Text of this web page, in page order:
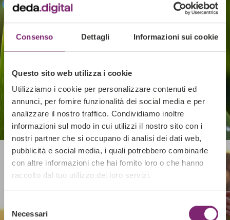
Consenso Dettagli Informazioni sui cookie
Questo sito web utilizza i cookie
Utilizziamo i cookie per personalizzare contenuti ed
annunci, per fornire funzionalità dei social media e per
analizzare il nostro traffico. Condividiamo inoltre
informazioni sul modo in cui utilizzi il nostro sito con i
nostri partner che si occupano di analisi dei dati web,
pubblicità e social media, i quali potrebbero combinarle
con altre informazioni che hai fornito loro o che hanno
raccolto dal tuo utilizzo dei loro servizi.
delNecessari
Un nuovo portale e App Mobile per la
Piattaforma delle Conoscenze
ISTITUTO ERBORISTICO
L’ANGELICA
Innovazione digitale al servizio del benessere